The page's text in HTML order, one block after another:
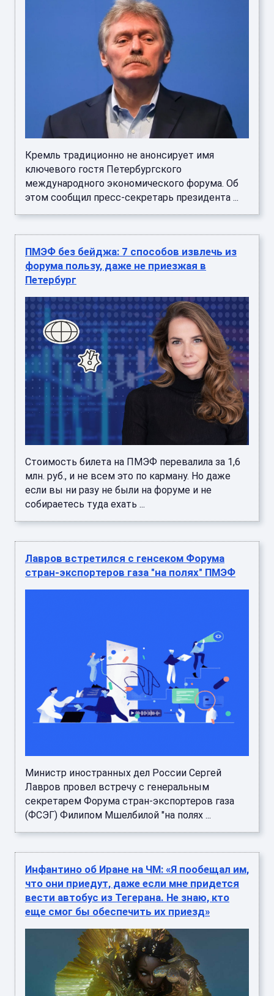
Кремль традиционно не анонсирует имя
ключевого гостя Петербургского
международного экономического форума. Об
этом сообщил пресс-секретарь президента ...
ПМЭФ без бейджа: 7 способов извлечь из
форума пользу, даже не приезжая в
Петербург
Стоимость билета на ПМЭФ перевалила за 1,6
млн. руб., и не всем это по карману. Но даже
если вы ни разу не были на форуме и не
собираетесь туда ехать ...
Лавров встретился с генсеком Форума
стран-экспортеров газа "на полях" ПМЭФ
Министр иностранных дел России Сергей
Лавров провел встречу с генеральным
секретарем Форума стран-экспортеров газа
(ФСЭГ) Филипом Мшелбилой "на полях ...
Инфантино об Иране на ЧМ: «Я пообещал им,
что они приедут, даже если мне придется
вести автобус из Тегерана. Не знаю, кто
еще смог бы обеспечить их приезд»